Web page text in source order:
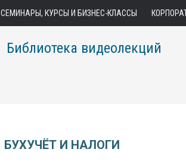
СЕМИНАРЫ, КУРСЫ И БИЗНЕС-КЛАССЫ
Библиотека видеолекций
БУХУЧЁТ И НАЛОГИ